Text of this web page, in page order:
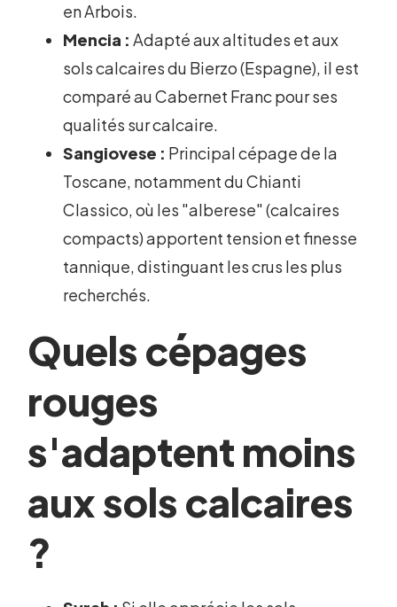
en Arbois.
Mencia : Adapté aux altitudes et aux
sols calcaires du Bierzo (Espagne), il est
comparé au Cabernet Franc pour ses
qualités sur calcaire.
Sangiovese : Principal cépage de la
Toscane, notamment du Chianti
Classico, où les "alberese" (calcaires
compacts) apportent tension et finesse
tannique, distinguant les crus les plus
recherchés.
Quels cépages
rouges
s'adaptent moins
aux sols calcaires
?